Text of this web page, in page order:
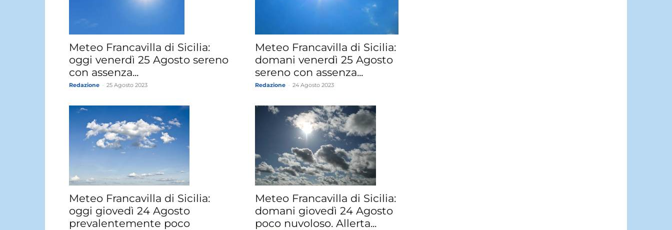
Meteo Francavilla di Sicilia:
oggi venerdì 25 Agosto sereno
con assenza...
Redazione 25 Agosto 2023
Meteo Francavilla di Sicilia:
domani venerdì 25 Agosto
sereno con assenza...
Redazione 24 Agosto 2023
Meteo Francavilla di Sicilia:
oggi giovedì 24 Agosto
prevalentemente poco
Meteo Francavilla di Sicilia:
domani giovedì 24 Agosto
poco nuvoloso. Allerta...